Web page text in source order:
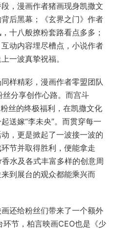
，漫画作者猪画现身凯撒文
后黑幕；《玄界之门》作者
十八般撩粉套路看点多多；
动内容埋尽槽点，小说作者
一波真挚祝福。
样精彩，漫画作者零盟团队
分享创作心路。而宫斗
丝的终极福利，在凯撒文化
送嫁“李未央”。而贯穿每一
，更是掀起了一波接一波的
节并取得胜利，便能拿走
水及各式丰富多样的创意周
到展台的观众都能乘兴而
还给粉丝们带来了一个额外
节，柏言映画CEO也是《少